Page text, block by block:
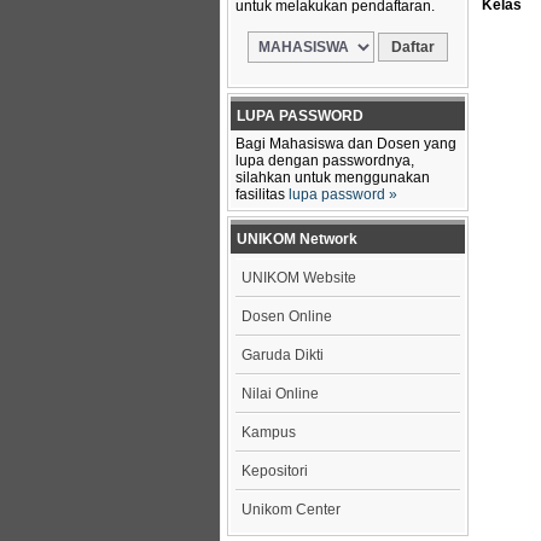
untuk melakukan pendaftaran.
LUPA PASSWORD
Bagi Mahasiswa dan Dosen yang
lupa dengan passwordnya,
silahkan untuk menggunakan
fasilitas lupa password »
UNIKOM Network
UNIKOM Website
Dosen Online
Garuda Dikti
Nilai Online
Kampus
Kepositori
Unikom Center
Kelas